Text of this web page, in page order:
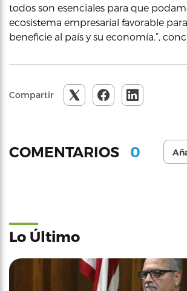
todos son esenciales para que
ecosistema empresarial favorable
beneficie al país y su economía.”,
Compartir
COMENTARIOS 0
Lo Último